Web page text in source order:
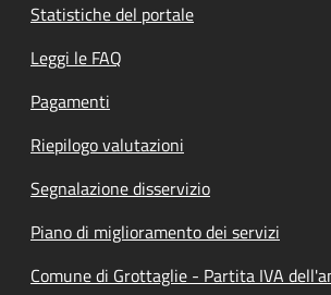
Statistiche del portale
Leggi le FAQ
Pagamenti
Riepilogo valutazioni
Segnalazione disservizio
Piano di miglioramento dei servizi
Comune di Grottaglie - Partita IVA